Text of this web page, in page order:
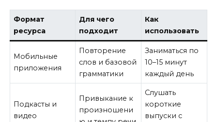
Формат
ресурса
Для чего
подходит
Как
использовать
Мобильные
приложения
Повторение
слов и базовой
грамматики
Заниматься по
10–15 минут
каждый день
Подкасты и
видео
Привыкание к
произношени
Слушать
короткие
выпуски с